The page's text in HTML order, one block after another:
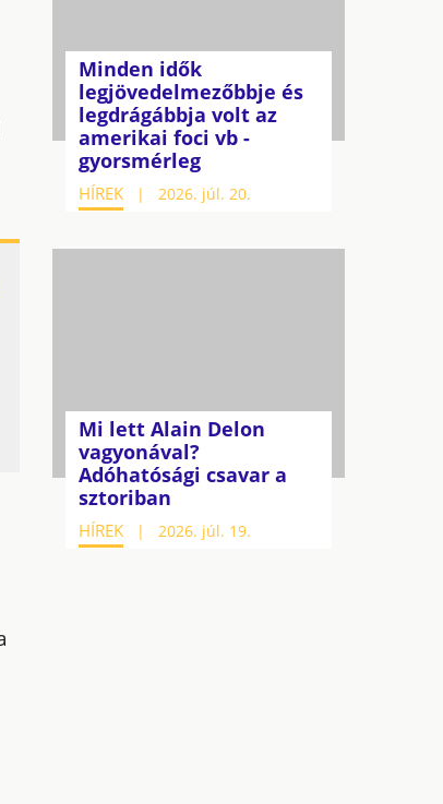
Minden idők
legjövedelmezőbbje és
legdrágábbja volt az
amerikai foci vb -
gyorsmérleg
HÍREK 2026. júl. 20.
Mi lett Alain Delon
vagyonával?
Adóhatósági csavar a
sztoriban
HÍREK 2026. júl. 19.